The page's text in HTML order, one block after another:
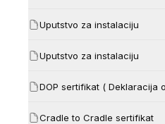
Uputstvo za instalaciju
Uputstvo za instalaciju
DOP sertifikat ( Deklaracija
Cradle to Cradle sertifikat